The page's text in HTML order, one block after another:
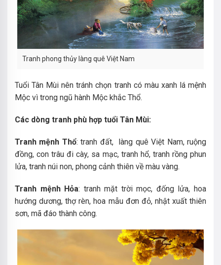
Tranh phong thủy làng quê Việt Nam
Tuổi Tân Mùi nên tránh chọn tranh có màu xanh lá mệnh
Mộc vì trong ngũ hành Mộc khắc Thổ.
Các dòng tranh phù hợp tuổi Tân Mùi:
Tranh mệnh Thổ: tranh đất, làng quê Việt Nam, ruộng
đồng, con trâu đi cày, sa mạc, tranh hổ, tranh rồng phun
lửa, tranh núi non, phong cảnh thiên về màu vàng.
Tranh mệnh Hỏa: tranh mặt trời mọc, đống lửa, hoa
hướng dương, thợ rèn, hoa mẫu đơn đỏ, nhật xuất thiên
sơn, mã đáo thành công.